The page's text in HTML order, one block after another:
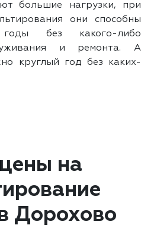
большие нагрузки, при
они способны
без какого-либо
и ремонта. А
круглый год без каких-
на
Дорохово